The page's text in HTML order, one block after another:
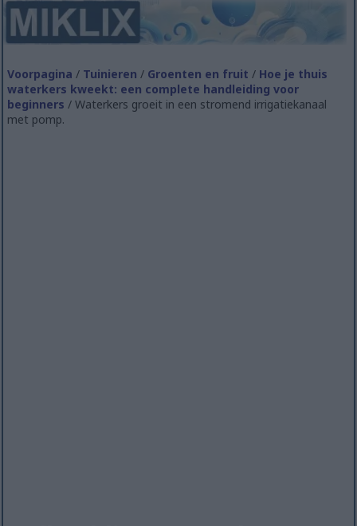
Voorpagina / Tuinieren / Groenten en fruit / Hoe je thuis
waterkers kweekt: een complete handleiding voor
beginners / Waterkers groeit in een stromend irrigatiekanaal
met pomp.